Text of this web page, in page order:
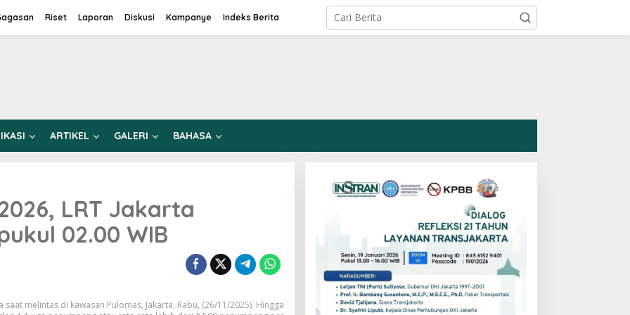
Riset Laporan Diskusi Kampanye Indeks Berita
ARTIKEL GALERI BAHASA
LRT Jakarta
02.00 WIB
melintas di kawasan Pulomas, Jakarta, Rabu, (26/11/2025). Hingga